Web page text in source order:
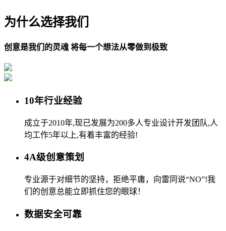
为什么选择我们
创意是我们的灵魂 将每一个想法从零做到极致
10年行业经验
成立于2010年,现已发展为200多人专业设计开发团队,人
均工作5年以上,有着丰富的经验!
4A级创意策划
专业源于对细节的坚持，拒绝平庸，向雷同说“NO”!我
们的创意总能立即抓住您的眼球！
数据安全可靠